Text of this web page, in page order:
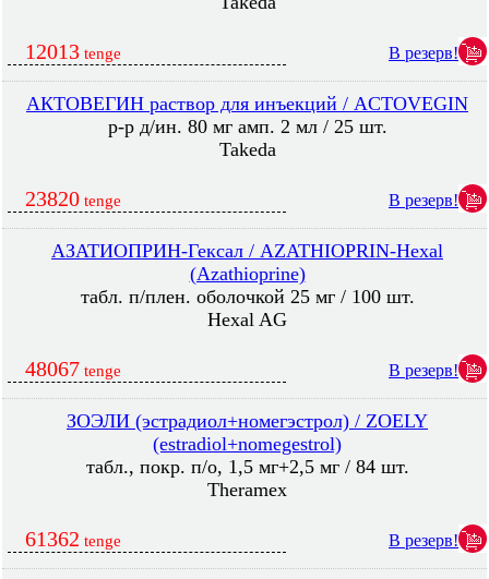
12013 tenge В резерв!
АКТОВЕГИН раствор для инъекций / ACTOVEGIN
р-р д/ин. 80 мг амп. 2 мл / 25 шт.
Takeda
23820 tenge В резерв!
АЗАТИОПРИН-Гексал / AZATHIOPRIN-Hexal
(Azathioprine)
табл. п/плен. оболочкой 25 мг / 100 шт.
Hexal AG
48067 tenge В резерв!
ЗОЭЛИ (эстрадиол+номегэстрол) / ZOELY
(estradiol+nomegestrol)
табл., покр. п/о, 1,5 мг+2,5 мг / 84 шт.
Theramex
61362 tenge В резерв!